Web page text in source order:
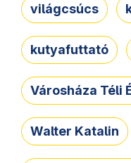
világcsúcs
kutyafuttató
Városháza Téli
Walter Katalin